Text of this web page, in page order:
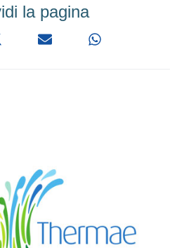
la pagina